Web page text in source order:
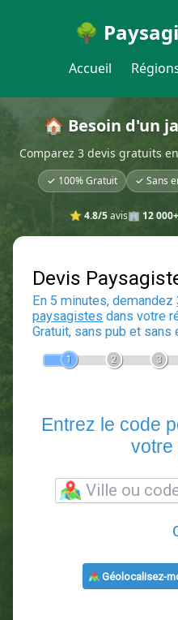
🌳
Accueil
🏠 Besoin d'un
Comparez 3 devis gratuits
✓ 100% Gratuit ✓ Sans
⭐ 4.8/5avis🏢 12 000+
Devis
En 5 minutes,